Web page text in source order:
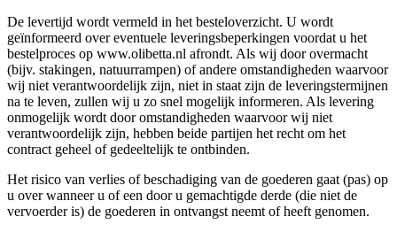
De levertijd wordt vermeld in het besteloverzicht. U wordt
geïnformeerd over eventuele leveringsbeperkingen voordat u het
bestelproces op www.olibetta.nl afrondt. Als wij door overmacht
(bijv. stakingen, natuurrampen) of andere omstandigheden waarvoor
wij niet verantwoordelijk zijn, niet in staat zijn de leveringstermijnen
na te leven, zullen wij u zo snel mogelijk informeren. Als levering
onmogelijk wordt door omstandigheden waarvoor wij niet
verantwoordelijk zijn, hebben beide partijen het recht om het
contract geheel of gedeeltelijk te ontbinden.
Het risico van verlies of beschadiging van de goederen gaat (pas) op
u over wanneer u of een door u gemachtigde derde (die niet de
vervoerder is) de goederen in ontvangst neemt of heeft genomen.